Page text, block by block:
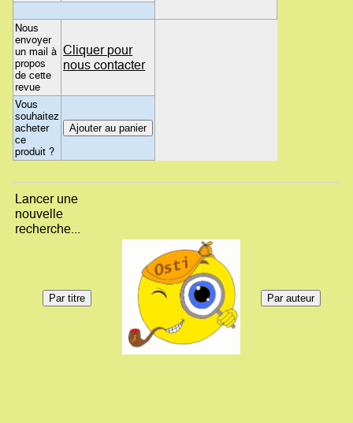
Nous
envoyer
un mail à
propos
de cette
revue
Cliquer pour
nous contacter
Vous
souhaitez
acheter
ce
produit ?
Lancer une
nouvelle
recherche...